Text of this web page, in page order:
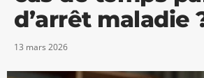
d’arrêt maladie
13 mars 2026